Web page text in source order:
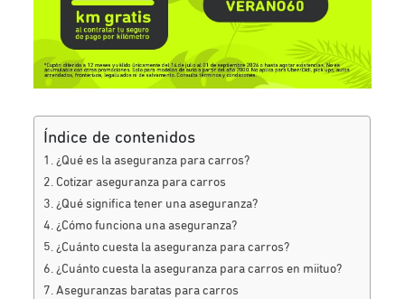
Índice de contenidos
¿Qué es la aseguranza para carros?
Cotizar aseguranza para carros
¿Qué significa tener una aseguranza?
¿Cómo funciona una aseguranza?
¿Cuánto cuesta la aseguranza para carros?
¿Cuánto cuesta la aseguranza para carros en miituo?
Aseguranzas baratas para carros